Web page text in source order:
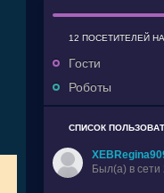
12 ПОСЕТИТЕЛЕЙ
Гости
Роботы
СПИСОК
Был(a) в сети